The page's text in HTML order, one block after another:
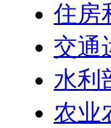
住房
交通
水利
农业